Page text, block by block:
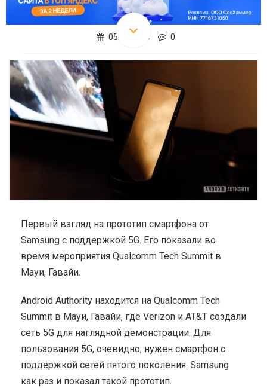
05.12.2018 0
Первый взгляд на прототип смартфона от
Samsung с поддержкой 5G. Его показали во
время мероприятия Qualcomm Tech Summit в
Мауи, Гавайи.
Android Authority находится на Qualcomm Tech
Summit в Мауи, Гавайи, где Verizon и AT&T создали
сеть 5G для наглядной демонстрации. Для
пользования 5G, очевидно, нужен смартфон с
поддержкой сетей пятого поколения. Samsung
как раз и показал такой прототип.